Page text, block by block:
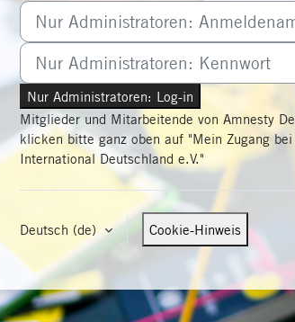
Nur Administratoren: Anmeldename
Nur Administratoren: Kennwort
Nur Administratoren: Log-in
Mitglieder und Mitarbeitende von Amnesty
klicken bitte ganz oben auf "Mein Zugang
International Deutschland e.V."
Deutsch ‎(de)‎ Cookie-Hinweis